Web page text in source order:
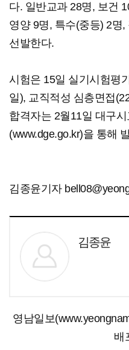
다. 일반교과 28명, 보건
영양 9명, 특수(중등) 2명
선발한다.
시험은 15일 실기시험평
일), 교직적성 심층면접
합격자는 2월11일 대구
(www.dge.go.kr)을 통해
김종윤기자
김종윤
영남일보
배